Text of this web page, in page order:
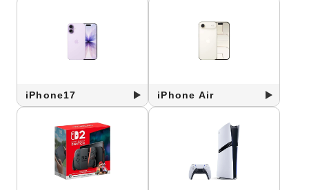
iPhone17 iPhone Air